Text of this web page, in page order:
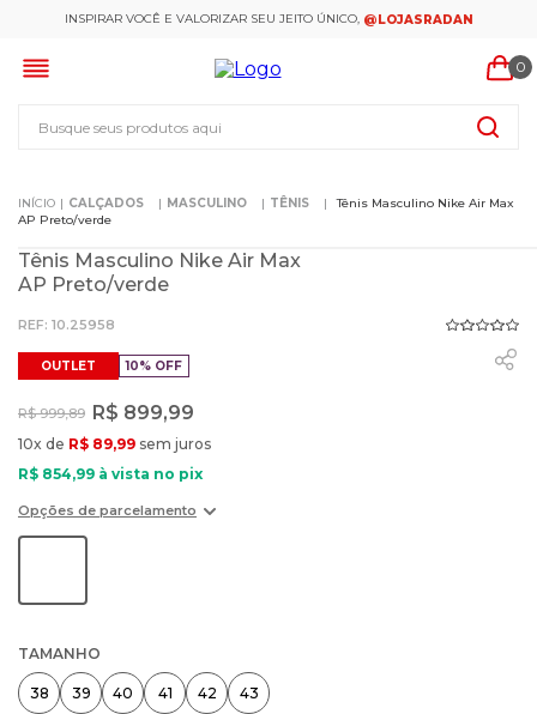
INSPIRAR VOCÊ E VALORIZAR SEU JEITO ÚNICO, @LOJASRADAN
0
CALÇADOS MASCULINO TÊNIS
Tênis Masculino Nike Air Max
AP Preto/verde
Tênis Masculino Nike Air Max
AP Preto/verde
: 10.25958
OUTLET 10% OFF
R$ 999,89 R$ 899,99
10x de R$ 89,99 sem juros
R$ 854,99 à vista no pix
Opções de parcelamento
TAMANHO
38 39 40 41 42 43